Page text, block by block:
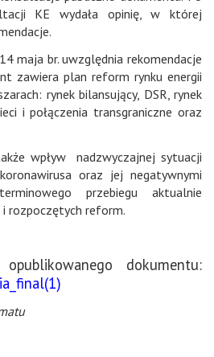
KE wydała opinię, w której
maja br. uwzględnia rekomendacje
zawiera plan reform rynku energii
rynek bilansujący, DSR, rynek
i połączenia transgraniczne oraz
wpływ nadzwyczajnej sytuacji
oraz jej negatywnymi
przebiegu aktualnie
rozpoczętych reform.
dokumentu: